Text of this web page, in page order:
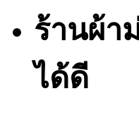
ร้านผ้า
ได้ดี